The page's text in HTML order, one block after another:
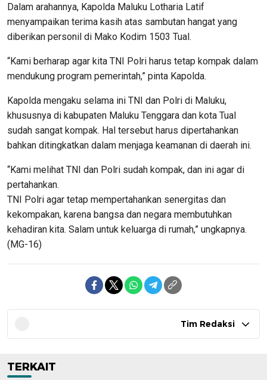
Dalam arahannya, Kapolda Maluku Lotharia Latif
menyampaikan terima kasih atas sambutan hangat yang
diberikan personil di Mako Kodim 1503 Tual.
“Kami berharap agar kita TNI Polri harus tetap kompak dalam
mendukung program pemerintah,” pinta Kapolda.
Kapolda mengaku selama ini TNI dan Polri di Maluku,
khususnya di kabupaten Maluku Tenggara dan kota Tual
sudah sangat kompak. Hal tersebut harus dipertahankan
bahkan ditingkatkan dalam menjaga keamanan di daerah ini.
“Kami melihat TNI dan Polri sudah kompak, dan ini agar di
pertahankan.
TNI Polri agar tetap mempertahankan senergitas dan
kekompakan, karena bangsa dan negara membutuhkan
kehadiran kita. Salam untuk keluarga di rumah,” ungkapnya.
(MG-16)
Tim Redaksi
TERKAIT